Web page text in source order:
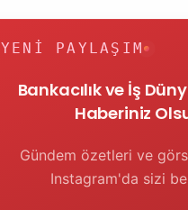
YENI PAYLAŞIM
Bankacılık ve İş
Haberiniz
Gündem özetleri ve
Instagram'da sizi